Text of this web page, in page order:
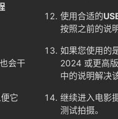
会干
它
使用合适的
按照之前的说
如果您使用的
2024 或更高
中的说明解决
继续进入电影
测试拍摄。